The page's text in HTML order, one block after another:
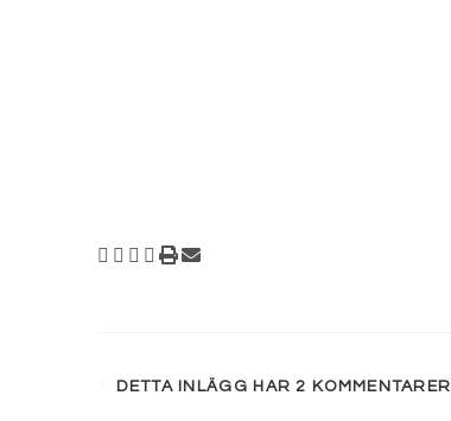
DETTA INLÄGG HAR 2 KOMMENTARER